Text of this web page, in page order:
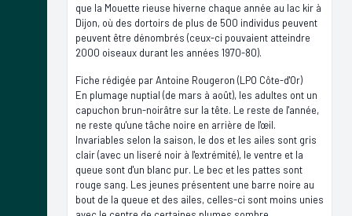
que la Mouette rieuse hiverne chaque année au lac kir à
Dijon, où des dortoirs de plus de 500 individus peuvent
peuvent être dénombrés (ceux-ci pouvaient atteindre
2000 oiseaux durant les années 1970-80).
Fiche rédigée par Antoine Rougeron (LPO Côte-d'Or)
En plumage nuptial (de mars à août), les adultes ont un
capuchon brun-noirâtre sur la tête. Le reste de l'année,
ne reste qu'une tâche noire en arrière de l'œil.
Invariables selon la saison, le dos et les ailes sont gris
clair (avec un liseré noir à l'extrémité), le ventre et la
queue sont d'un blanc pur. Le bec et les pattes sont
rouge sang. Les jeunes présentent une barre noire au
bout de la queue et des ailes, celles-ci sont moins unies